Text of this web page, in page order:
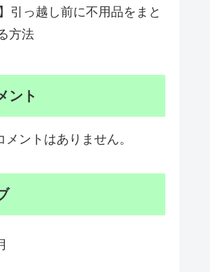
引っ越し前に不用品をまと
方法
ント
ントはありません。